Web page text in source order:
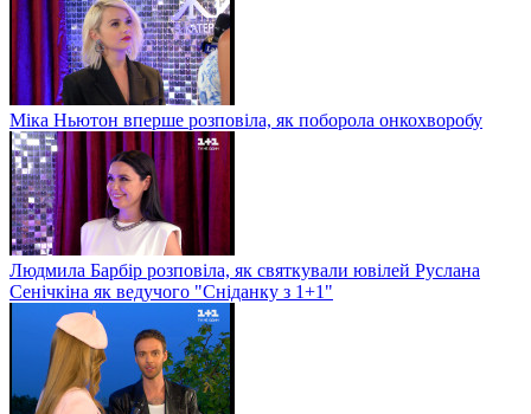
Міка Ньютон вперше розповіла, як поборола онкохворобу
Людмила Барбір розповіла, як святкували ювілей Руслана
Сенічкіна як ведучого "Сніданку з 1+1"